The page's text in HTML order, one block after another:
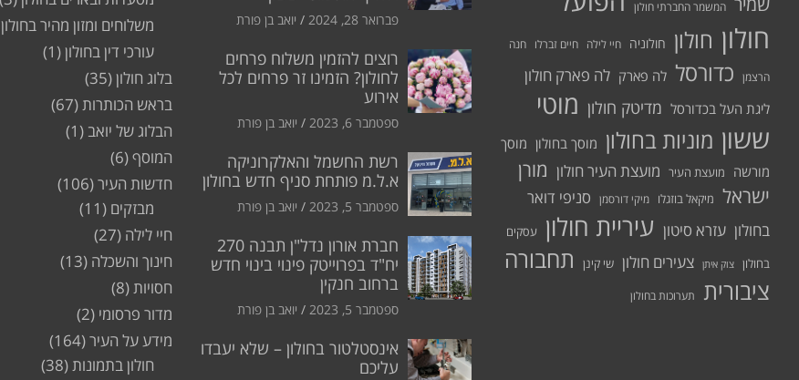
המשמר החברתי חולון
חולון חולון חולוניה חיי לילה חיים זברלו חנה
הרצמן כדורסל לה פארק לה פארק חולון
ליגת העל בכדורסל מדיטק חולון מוטי
ששון מוניות בחולון מוסך בחולון מוסך
מורשה
מועצת העיר מועצת העיר חולון מורן
ישראל מיקאל בוזגלו מיקי דורסמן סניפי דואר
בחולון עזרא סיטון עיריית חולון עסקים
בחולון
צוק איתן צעירים חולון שי קינן
תחבורה
ציבורית
תערוכות בחולון
פברואר 28, 2024 יואב בן פורת
רוצים להזמין משלוח פרחים
לחולון? הזמינו זר פרחים לכל
אירוע
ספטמבר 6, 2023 יואב בן פורת
רשת החשמל והאלקרוניקה
א.ל.מ פותחת סניף חדש בחולון
ספטמבר 5, 2023 יואב בן פורת
חברת אורון נדל"ן תבנה 270
יח"ד בפרוייטק פינוי בינוי חדש
ברחוב חנקין
ספטמבר 5, 2023 יואב בן פורת
אינסטלטור בחולון – שלא יעבדו
עליכם
משלוחים ומזון מהיר בחולון
עורכי דין בחולון(1)
בלוג חולון(35)
בראש הכותרות(67)
הבלוג של יואב (1)
המוסף(6)
חדשות העיר(106)
מבזקים (11)
חיי לילה (27)
חינוך והשכלה (13)
חסויות(8)
מדור פרסומי (2)
מידע על העיר(164)
חולון בתמונות(38)